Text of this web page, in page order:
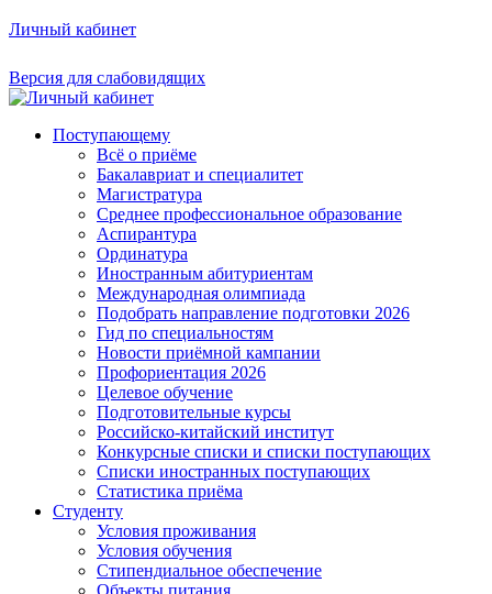
Личный кабинет
Версия для слабовидящих
Поступающему
Всё о приёме
Бакалавриат и специалитет
Магистратура
Среднее профессиональное образование
Аспирантура
Ординатура
Иностранным абитуриентам
Международная олимпиада
Подобрать направление подготовки 2026
Гид по специальностям
Новости приёмной кампании
Профориентация 2026
Целевое обучение
Подготовительные курсы
Российско-китайский институт
Конкурсные списки и списки поступающих
Списки иностранных поступающих
Статистика приёма
Студенту
Условия проживания
Условия обучения
Стипендиальное обеспечение
Объекты питания